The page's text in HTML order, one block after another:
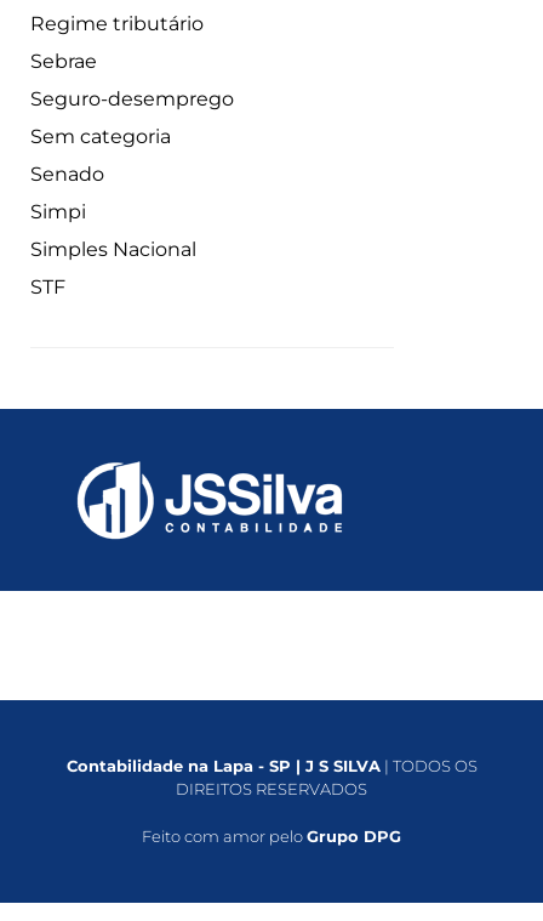
Regime tributário
Sebrae
Seguro-desemprego
Sem categoria
Senado
Simpi
Simples Nacional
STF
Contabilidade na Lapa - SP | J S SILVA| TODOS OS
DIREITOS RESERVADOS
Feito com amor peloGrupo DPG